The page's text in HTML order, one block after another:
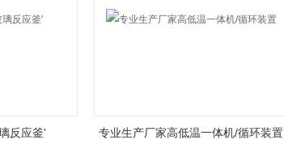
反应釜' 专业生产厂家高低温一体机/循环装置